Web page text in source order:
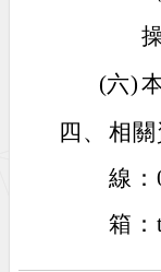
(六)
四、 相
線
箱：